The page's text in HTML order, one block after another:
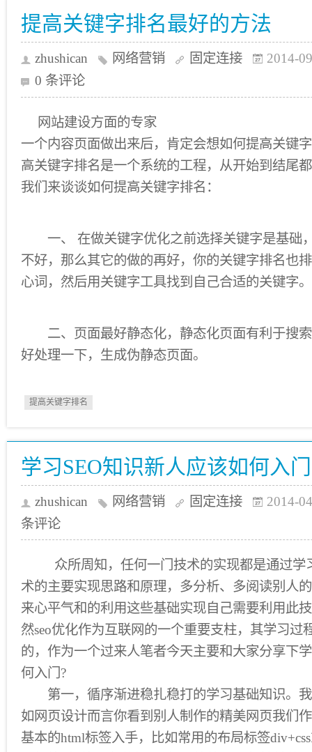
提高关键字排名最好的方法
zhushican 网络营销 固定连接
2014-
0 条评论
网站建设方面的专家
一个内容页面做出来后，肯定会想如何提高关键
高关键字排名是一个系统的工程，从开始到结尾
我们来谈谈如何提高关键字排名：
一、 在做关键字优化之前选择关键字是基础
不好，那么其它的做的再好，你的关键字排名也
心词，然后用关键字工具找到自己合适的关键字。
二、页面最好静态化，静态化页面有利于搜索
好处理一下，生成伪静态页面。
提高关键字排名
学习SEO知识新人应该如何入门
zhushican 网络营销 固定连接
2014-
条评论
众所周知，任何一门技术的实现都是通过学
术的主要实现思路和原理，多分析、多阅读别人
来心平气和的利用这些基础实现自己需要利用此
然seo优化作为互联网的一个重要支柱，其学习过
的，作为一个过来人笔者今天主要和大家分享下
何入门?
第一，循序渐进稳扎稳打的学习基础知识。我
如网页设计而言你看到别人制作的精美网页我们
基本的html标签入手，比如常用的布局标签